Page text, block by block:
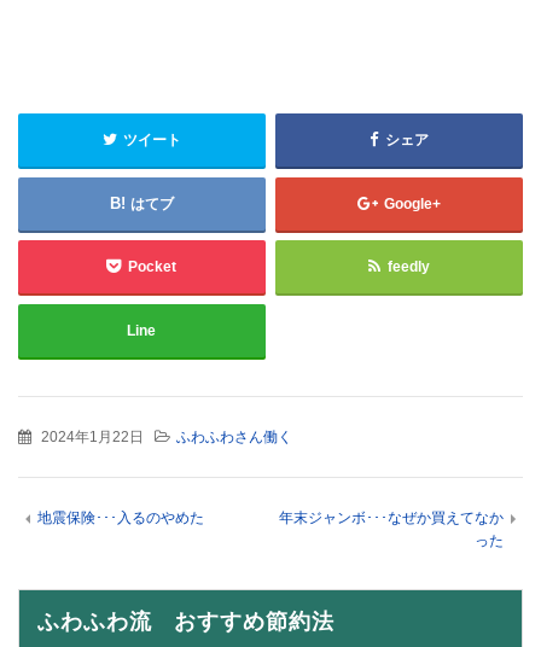
ツイート シェア
はてブ Google+
Pocket feedly
Line
2024年1月22日 ふわふわさん働く
地震保険･･･入るのやめた
年末ジャンボ･･･なぜか買えてなか
った
ふわふわ流 おすすめ節約法